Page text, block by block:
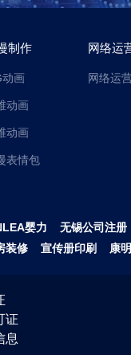
制作
动画
动画
动画
表情包
网络运
网络运
婴力 无锡公司注册
装修 宣传册印刷 康
证
息